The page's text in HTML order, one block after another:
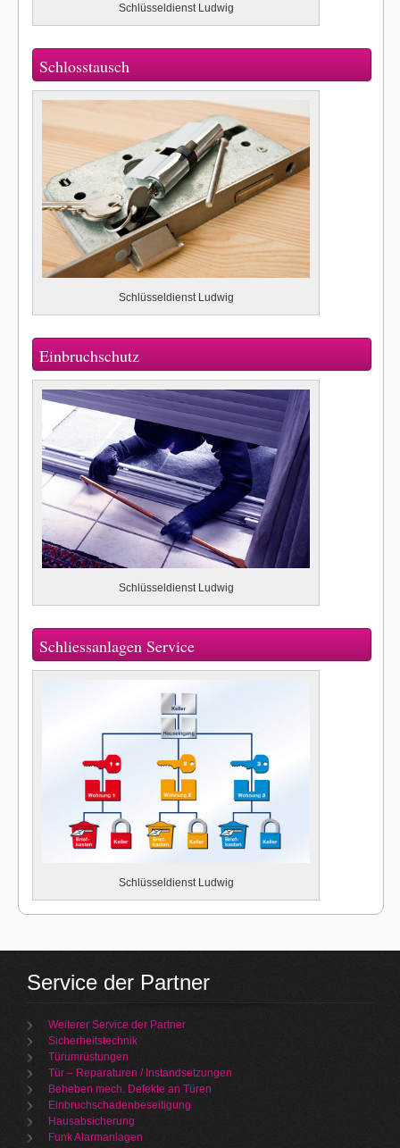
Schlüsseldienst Ludwig
Schlosstausch
Schlüsseldienst Ludwig
Einbruchschutz
Schlüsseldienst Ludwig
Schliessanlagen Service
Schlüsseldienst Ludwig
Service der Partner
Weiterer Service der Partner
Sicherheitstechnik
Türumrüstungen
Tür – Reparaturen / Instandsetzungen
Beheben mech. Defekte an Türen
Einbruchschadenbeseitigung
Hausabsicherung
Funk Alarmanlagen